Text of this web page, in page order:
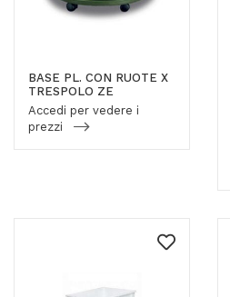
BASE PL. CON RUOTE X
TRESPOLO ZE
Accedi per vedere i
prezzi